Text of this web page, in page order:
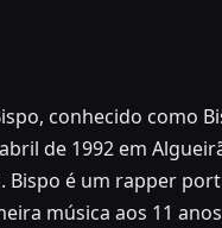
conhecido como
de 1992 em
Bispo é um rapper
música aos 11